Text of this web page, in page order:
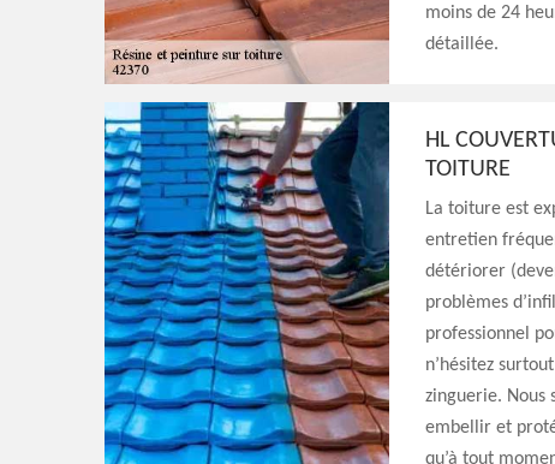
moins de 24
détaillée.
HL
TOITURE
La toiture est
entretien
détériorer
problèmes
professionnel
n’hésitez
zinguerie. Nous
embellir et
qu’à tout